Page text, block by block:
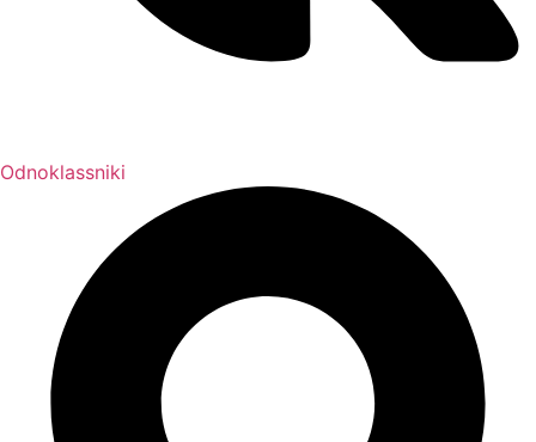
Odnoklassniki